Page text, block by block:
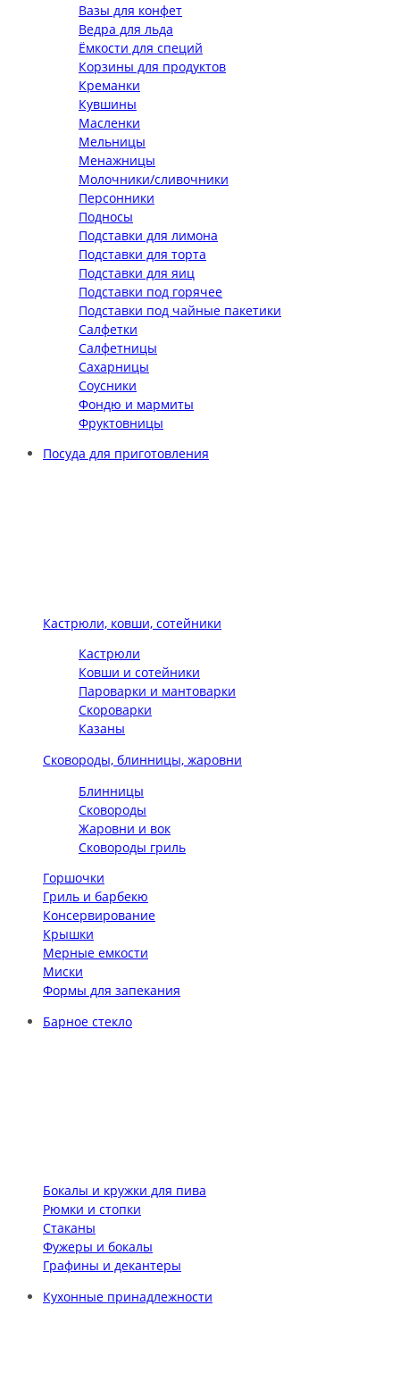
Вазы для конфет
Ведра для льда
Ёмкости для специй
Корзины для продуктов
Креманки
Кувшины
Масленки
Мельницы
Менажницы
Молочники/сливочники
Персонники
Подносы
Подставки для лимона
Подставки для торта
Подставки для яиц
Подставки под горячее
Подставки под чайные пакетики
Салфетки
Салфетницы
Сахарницы
Соусники
Фондю и мармиты
Фруктовницы
Посуда для приготовления
Кастрюли, ковши, сотейники
Кастрюли
Ковши и сотейники
Пароварки и мантоварки
Скороварки
Казаны
Сковороды, блинницы, жаровни
Блинницы
Сковороды
Жаровни и вок
Сковороды гриль
Горшочки
Гриль и барбекю
Консервирование
Крышки
Мерные емкости
Миски
Формы для запекания
Барное стекло
Бокалы и кружки для пива
Рюмки и стопки
Стаканы
Фужеры и бокалы
Графины и декантеры
Кухонные принадлежности